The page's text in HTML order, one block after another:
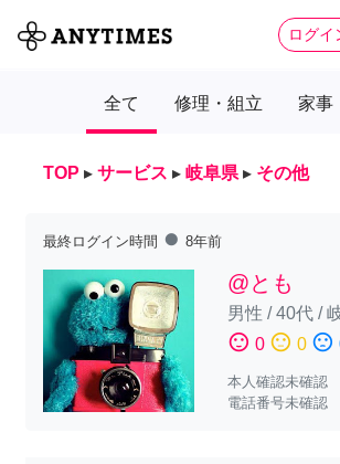
ログイ
全て 修理・組立 家事
TOP ▸ サービス ▸ 岐阜県 ▸ その他
最終ログイン時間 fiber_manual_record 8年前
@とも
男性 /40代/
sentiment_satisfied 0 sentiment_neutral 0 sentiment_dissatisfied
本人確認未確認
電話番号未確認